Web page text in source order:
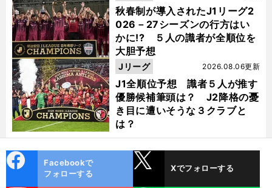
秋春制が導入されたJ1リーグ2
026－27シーズンの行方はい
かに!? ５人の識者が全順位を
大胆予想
J1全順位予想 識者５人が推す
優勝候補筆頭は？ J2降格の憂
き目に遭いそうな３クラブと
は？
2026.08.06更新
Jリーグ
ok
Facebookで
フォローする
Xでフォローする